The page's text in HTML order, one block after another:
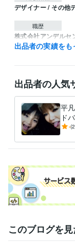
デザイナー / その他
職歴
株式会社アンデルセ
ラウンジ、ホーク
秘密 2024年11月
資格・検定
食品衛生責任者 取
得意分野
イラスト作成・漫画
度。
悩み相談・カウンセ
出品者の実績をも
出品者の人気
平
ド
ん-
このブログを